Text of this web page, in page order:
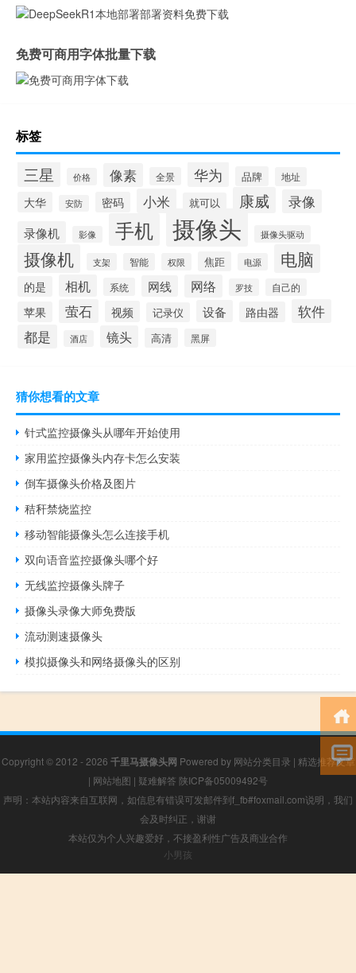
免费可商用字体批量下载
标签
三星 价格 像素 全景 华为 品牌 地址
大华 安防 密码 小米 就可以 康威 录像
录像机 影像 手机 摄像头 摄像头驱动
摄像机 支架 智能 权限 焦距 电源 电脑
的是 相机 系统 网线 网络 罗技 自己的
苹果 萤石 视频 记录仪 设备 路由器
软件
都是
酒店 镜头 高清 黑屏
猜你想看的文章
针式监控摄像头从哪年开始使用
家用监控摄像头内存卡怎么安装
倒车摄像头价格及图片
秸秆禁烧监控
移动智能摄像头怎么连接手机
双向语音监控摄像头哪个好
无线监控摄像头牌子
摄像头录像大师免费版
流动测速摄像头
模拟摄像头和网络摄像头的区别
Copyright © 2012 - 2026 千里马摄像头网 Powered by 网站分类目录 | 精选推荐文章
| 网站地图 | 疑难解答 陕ICP备05009492号
声明：本站内容来自互联网，如信息有错误可发邮件到f_fb#foxmail.com说明，我们
会及时纠正，谢谢
本站仅为个人兴趣爱好，不接盈利性广告及商业合作
小男孩